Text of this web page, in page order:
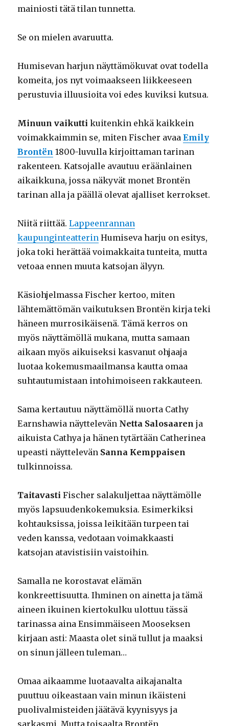
mainiosti tätä tilan tunnetta.
Se on mielen avaruutta.
Humisevan harjun näyttämökuvat ovat todella
komeita, jos nyt voimaakseen liikkeeseen
perustuvia illuusioita voi edes kuviksi kutsua.
Minuun vaikutti kuitenkin ehkä kaikkein
voimakkaimmin se, miten Fischer avaaEmily
Brontën 1800-luvulla kirjoittaman tarinan
rakenteen. Katsojalle avautuu eräänlainen
aikaikkuna, jossa näkyvät monet Brontën
tarinan alla ja päällä olevat ajalliset kerrokset.
Niitä riittää.Lappeenrannan
kaupunginteatterin Humiseva harju on esitys,
joka toki herättää voimakkaita tunteita, mutta
vetoaa ennen muuta katsojan älyyn.
Käsiohjelmassa Fischer kertoo, miten
lähtemättömän vaikutuksen Brontën kirja teki
häneen murrosikäisenä. Tämä kerros on
myös näyttämöllä mukana, mutta samaan
aikaan myös aikuiseksi kasvanut ohjaaja
luotaa kokemusmaailmansa kautta omaa
suhtautumistaan intohimoiseen rakkauteen.
Sama kertautuu näyttämöllä nuorta Cathy
Earnshawia näyttelevän Netta Salosaaren ja
aikuista Cathya ja hänen tytärtään Catherinea
upeasti näyttelevän Sanna Kemppaisen
tulkinnoissa.
Taitavasti Fischer salakuljettaa näyttämölle
myös lapsuudenkokemuksia. Esimerkiksi
kohtauksissa, joissa leikitään turpeen tai
veden kanssa, vedotaan voimakkaasti
katsojan atavistisiin vaistoihin.
Samalla ne korostavat elämän
konkreettisuutta. Ihminen on ainetta ja tämä
aineen ikuinen kiertokulku ulottuu tässä
tarinassa aina Ensimmäiseen Mooseksen
kirjaan asti: Maasta olet sinä tullut ja maaksi
on sinun jälleen tuleman…
Omaa aikaamme luotaavalta aikajanalta
puuttuu oikeastaan vain minun ikäisteni
puolivalmisteiden jäätävä kyynisyys ja
sarkasmi. Mutta toisaalta Brontën